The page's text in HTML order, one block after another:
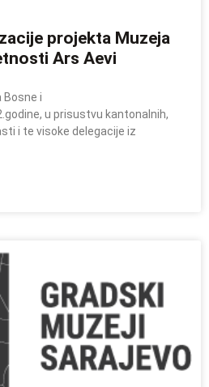
projekta Muzeja
Ars Aevi
Bosne i
u prisustvu kantonalnih,
i te visoke delegacije iz